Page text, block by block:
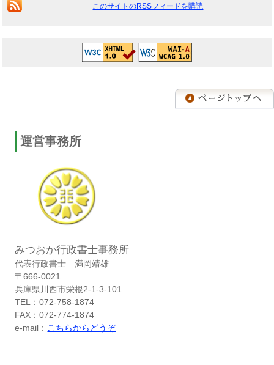
このサイトのRSSフィードを購読
運営事務所
みつおか行政書士事務所
代表行政書士 満岡靖雄
〒666-0021
兵庫県川西市栄根2-1-3-101
TEL：072-758-1874
FAX：072-774-1874
e-mail： こちらからどうぞ